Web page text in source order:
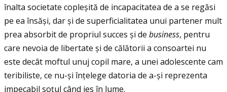
înalta societate copleșită de incapacitatea de a se regăsi
pe ea însăși, dar și de superficialitatea unui partener mult
prea absorbit de propriul succes și de business, pentru
care nevoia de libertate și de călătorii a consoartei nu
este decât moftul unuj copil mare, a unei adolescente cam
teribiliste, ce nu-și înţelege datoria de a-și reprezenta
impecabil soţul când ies în lume.